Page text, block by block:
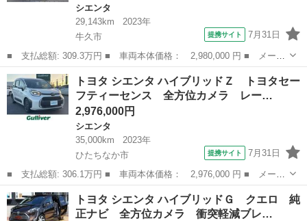
シエンタ
29,143km
2023年
牛久市
提携サイト 7月31日
■ 支払総額: 309.3万円 ■ 車両本体価格： 2,980,000 円 ■ メーカ
ー名： トヨタ ■ 車種名： シエンタ ■ グレード名： ハイブリ
ッドＺ 運転席エアバッグ リヤカメラ 地上デジタル パワーステ
アリング...
茨城 牛久市 シエンタ
トヨタ シエンタ ハイブリッドＺ トヨタセー
フティーセンス 全方位カメラ レー…
2,976,000円
シエンタ
35,000km
2023年
ひたちなか市
提携サイト 7月31日
■ 支払総額: 306.1万円 ■ 車両本体価格： 2,976,000 円 ■ メーカ
ー名： トヨタ ■ 車種名： シエンタ ■ グレード名： ハイブリ
ッドＺ トヨタセーフティーセンス 全方位カメラ レーダークルー
ズコント...
茨城 ひたちなか市 シエンタ
トヨタ シエンタ ハイブリッドＧ クエロ 純
正ナビ 全方位カメラ 衝突軽減ブレ…